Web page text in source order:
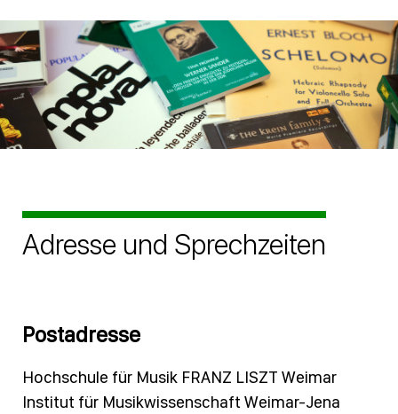
Adresse und Sprechzeiten
Postadresse
Hochschule für Musik FRANZ LISZT Weimar
Institut für Musikwissenschaft Weimar-Jena